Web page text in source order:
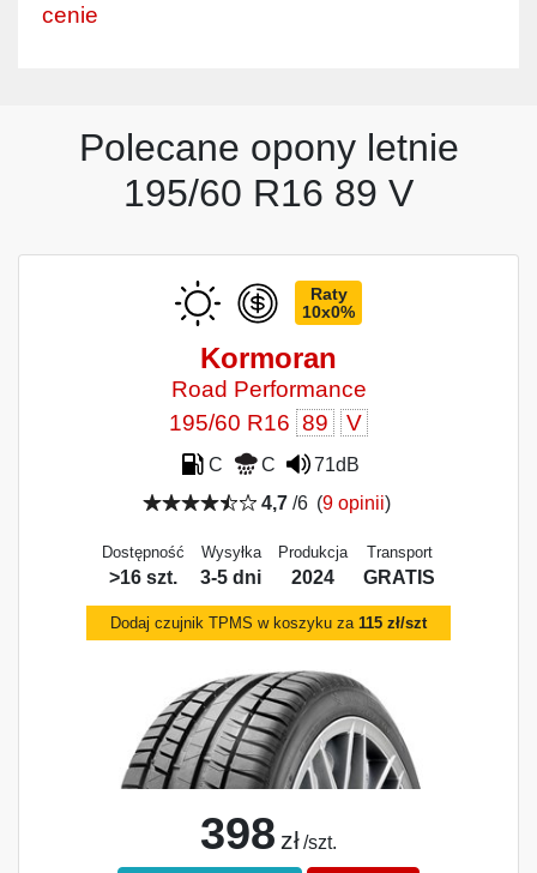
cenie
Polecane opony letnie
195/60 R16 89 V
Raty
10x0%
Kormoran
Road Performance
195/60 R16 89 V
C C
71dB
4,7 /6 (9 opinii)
Dostępność
>16 szt.
Wysyłka
3-5 dni
Produkcja
2024
Transport
GRATIS
Dodaj czujnik TPMS w koszyku za 115 zł/szt
398 zł /szt.